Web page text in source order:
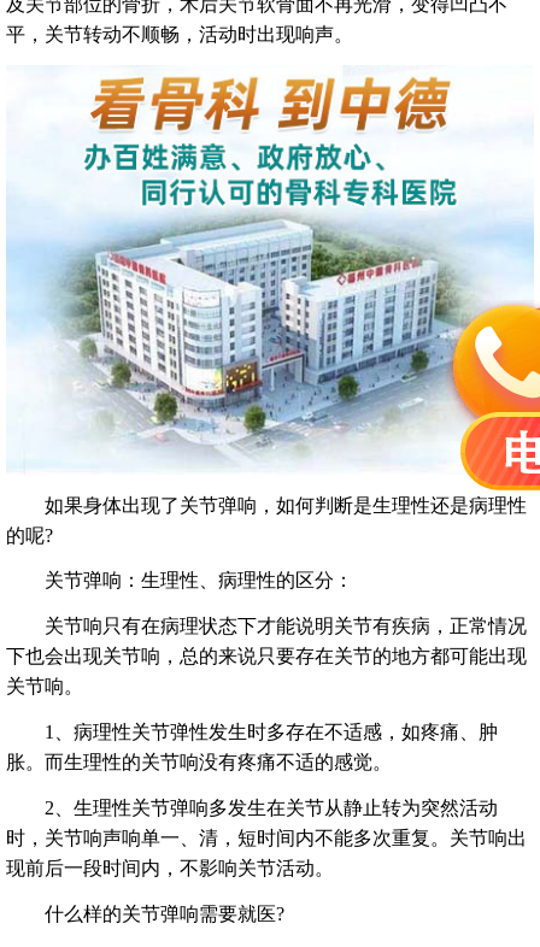
及关节部位的骨折，术后关节软骨面不再光滑，变得凹凸不
平，关节转动不顺畅，活动时出现响声。
如果身体出现了关节弹响，如何判断是生理性还是病理性
的呢?
关节弹响：生理性、病理性的区分：
关节响只有在病理状态下才能说明关节有疾病，正常情况
下也会出现关节响，总的来说只要存在关节的地方都可能出现
关节响。
1、病理性关节弹性发生时多存在不适感，如疼痛、肿
胀。而生理性的关节响没有疼痛不适的感觉。
2、生理性关节弹响多发生在关节从静止转为突然活动
时，关节响声响单一、清，短时间内不能多次重复。关节响出
现前后一段时间内，不影响关节活动。
什么样的关节弹响需要就医?